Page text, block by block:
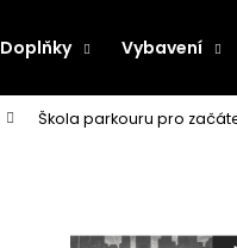
Doplňky Vybavení
Škola parkouru pro
Co